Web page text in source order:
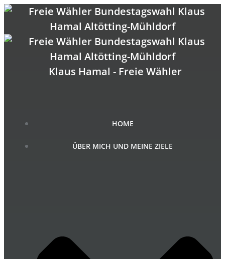
Zum
springen
Klaus Hamal - Freie Wähler
HOME
ÜBER MICH UND MEINE ZIELE